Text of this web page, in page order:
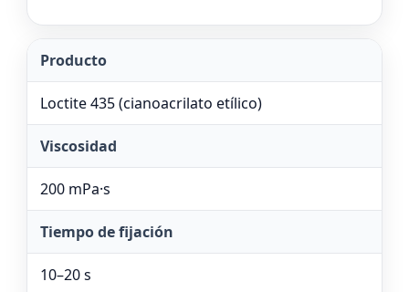
Producto
Loctite 435 (cianoacrilato etílico)
Viscosidad
200 mPa·s
Tiempo de fijación
10–20 s